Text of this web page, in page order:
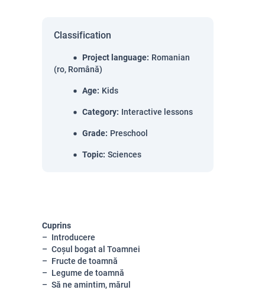
Classification
Project language: Romanian
(ro, Română)
Age: Kids
Category: Interactive lessons
Grade: Preschool
Topic: Sciences
Cuprins
Introducere
Coșul bogat al Toamnei
Fructe de toamnă
Legume de toamnă
Să ne amintim, mărul